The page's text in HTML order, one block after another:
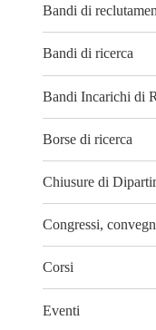
Bandi di
Bandi di ricerca
Bandi Incarichi di
Borse di ricerca
Chiusure di
Congressi,
Corsi
Eventi